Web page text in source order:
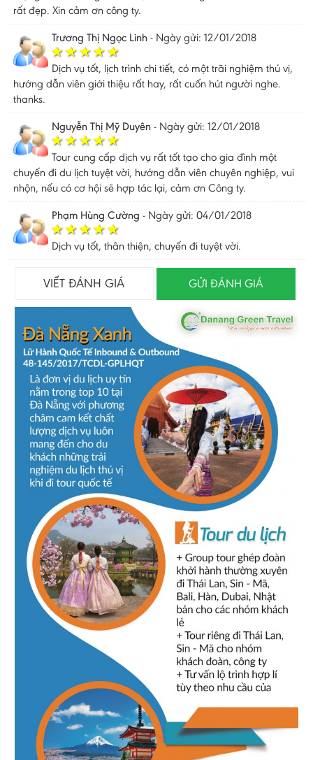
rất đẹp. Xin cảm ơn công ty.
Trương Thị Ngọc Linh - Ngày gửi: 12/01/2018
Dịch vụ tốt, lịch trình chi tiết, có một trãi nghiệm thú vị,
hướng dẫn viên giới thiệu rất hay, rất cuốn hút người nghe.
thanks.
Nguyễn Thị Mỹ Duyên - Ngày gửi: 12/01/2018
Tour cung cấp dịch vụ rất tốt tạo cho gia đình một
chuyến đi du lịch tuyệt vời, hướng dẫn viên chuyên nghiệp, vui
nhộn, nếu có cơ hội sẽ hợp tác lại, cảm ơn Công ty.
Phạm Hùng Cường - Ngày gửi: 04/01/2018
Dịch vụ tốt, thân thiện, chuyến đi tuyệt vời.
VIẾT ĐÁNH GIÁ GỬI ĐÁNH GIÁ